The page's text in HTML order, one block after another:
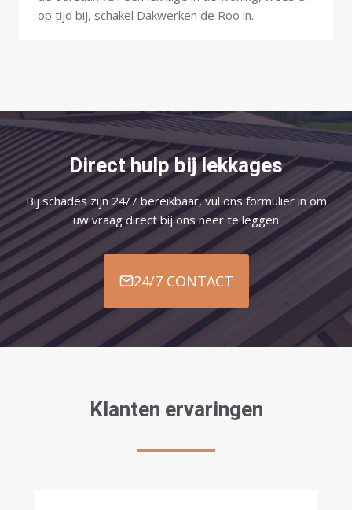
op tijd bij, schakel Dakwerken de Roo in.
Direct hulp bij lekkages
Bij schades zijn 24/7 bereikbaar, vul ons formulier in om
uw vraag direct bij ons neer te leggen
24/7 CONTACT
Klanten ervaringen